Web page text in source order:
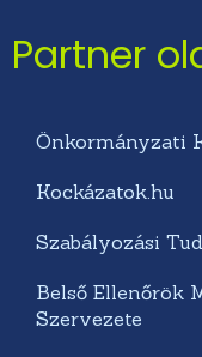
Partner
Önkormányzati
Kockázatok.hu
Szabályozási
Belső Ellenőrök
Szervezete